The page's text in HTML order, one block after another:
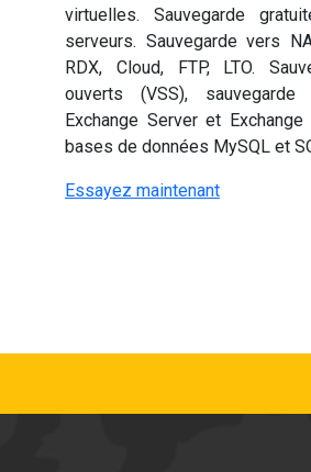
virtuelles. Sauvegarde
serveurs. Sauvegarde vers
RDX, Cloud, FTP, LTO.
ouverts (VSS),
Exchange Server et
bases de données MySQL et
Essayez maintenant